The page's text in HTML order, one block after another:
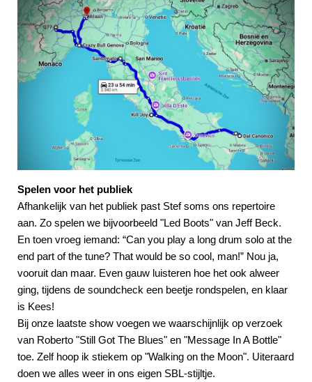
Spelen voor het publiek
Afhankelijk van het publiek past Stef soms ons repertoire
aan. Zo spelen we bijvoorbeeld "Led Boots" van Jeff Beck.
En toen vroeg iemand: “Can you play a long drum solo at the
end part of the tune? That would be so cool, man!” Nou ja,
vooruit dan maar. Even gauw luisteren hoe het ook alweer
ging, tijdens de soundcheck een beetje rondspelen, en klaar
is Kees!
Bij onze laatste show voegen we waarschijnlijk op verzoek
van Roberto "Still Got The Blues" en "Message In A Bottle"
toe. Zelf hoop ik stiekem op "Walking on the Moon". Uiteraard
doen we alles weer in ons eigen SBL-stijltje.